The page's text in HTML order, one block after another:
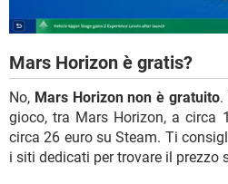
Mars Horizon è gratis?
No, Mars Horizon non è gratuito.
gioco, tra Mars Horizon, a circa
circa 26 euro su Steam. Ti
i siti dedicati per trovare il prezzo